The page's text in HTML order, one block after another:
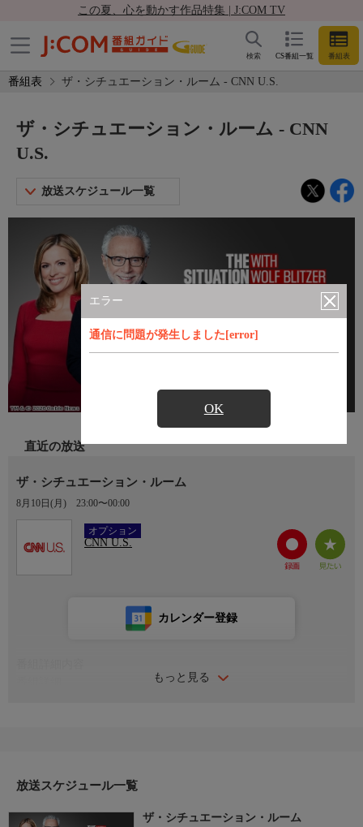
この夏、心を動かす作品特集 | J:COM TV
CS番組一覧 番組表
検索
番組表 ザ・シチュエーション・ルーム - CNN U.S.
エラー
通信に問題が発生しました[error]
OK
ザ・シチュエーション・ルーム - CNN
U.S.
放送スケジュール一覧
直近の放送
ザ・シチュエーション・ルーム
8月10日(月) 23:00〜00:00
オプション
Ch.304
CNN U.S.
もっと見る
カレンダー登録
放送スケジュール一覧
ザ・シチュエーション・ルーム